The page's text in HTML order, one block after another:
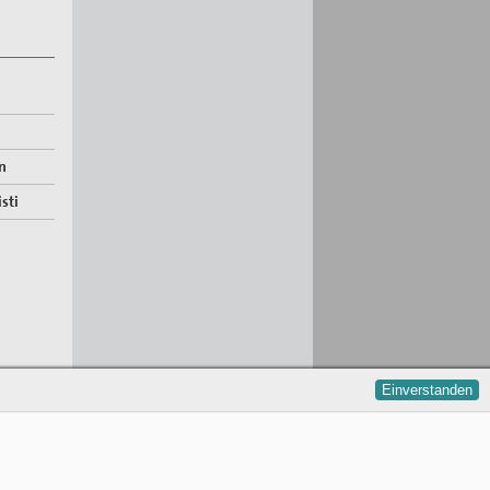
Einverstanden